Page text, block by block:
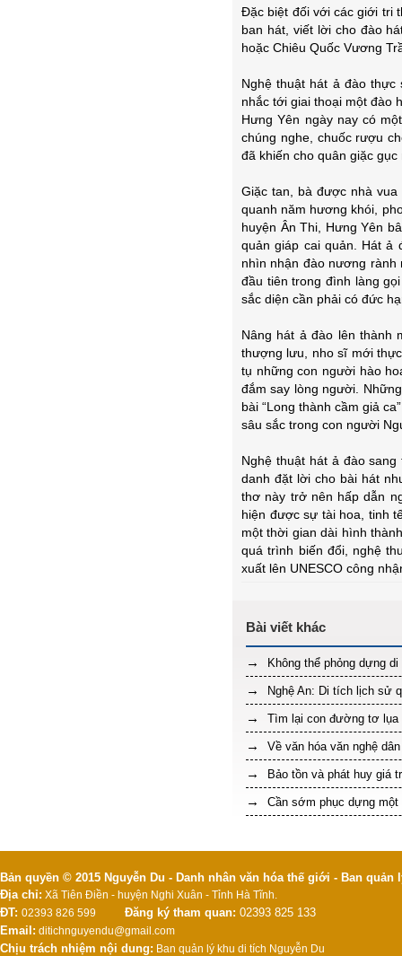
Đặc biệt đối với các giới tri
ban hát, viết lời cho đào
hoặc Chiêu Quốc Vương
Nghệ thuật hát ả đào
nhắc tới giai thoại một đào
Hưng Yên ngày nay có
chúng nghe, chuốc rượu
đã khiến cho quân giặc
Giặc tan, bà được nhà
quanh năm hương khói,
huyện Ân Thi, Hưng Yên
quản giáp cai quản. Hát ả
nhìn nhận đào nương
đầu tiên trong đình làng
sắc diện cần phải có đức
Nâng hát ả đào lên thành
thượng lưu, nho sĩ mới
tụ những con người hào
đắm say lòng người.
bài “Long thành cầm giả
sâu sắc trong con người
Nghệ thuật hát ả đào
danh đặt lời cho bài hát
thơ này trở nên hấp dẫn
hiện được sự tài hoa, tinh
một thời gian dài hình
quá trình biến đổi, nghệ
xuất lên UNESCO công
Không thể phỏng dựng
Nghệ An: Di tích lịch sử
Tìm lại con đường tơ lụa
Về văn hóa văn nghệ
Bảo tồn và phát huy giá
Cần sớm phục dựng một
Bản quyền © 2015 Nguyễn Du - Danh nhân văn hóa thế giới - Ban
Địa chỉ: Xã Tiên Điền - huyện Nghi Xuân - Tỉnh Hà Tĩnh.
ĐT: 02393 826 599 Đăng ký tham quan: 02393 825 133
Email: ditichnguyendu@gmail.com
Chịu trách nhiệm nội dung: Ban quản lý khu di tích Nguyễn Du